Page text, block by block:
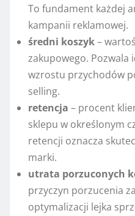
To fundament każdej
kampanii reklamowej.
średni koszyk–
zakupowego. Pozwala
wzrostu przychodów
selling.
retencja – procent
sklepu w określonym
retencji oznacza
marki.
utrata porzuconych
przyczyn porzucenia
optymalizacji lejka